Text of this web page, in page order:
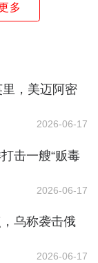
多
，美迈阿密
2026-06-17
击一艘“贩毒
2026-06-17
乌称袭击俄
2026-06-17